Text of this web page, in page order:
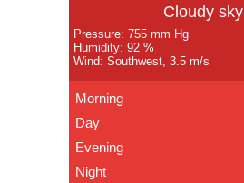
Cloudy sky
Pressure: 755 mm Hg
Humidity: 92 %
Wind: Southwest, 3.5 m/s
Morning
Day
Evening
Night